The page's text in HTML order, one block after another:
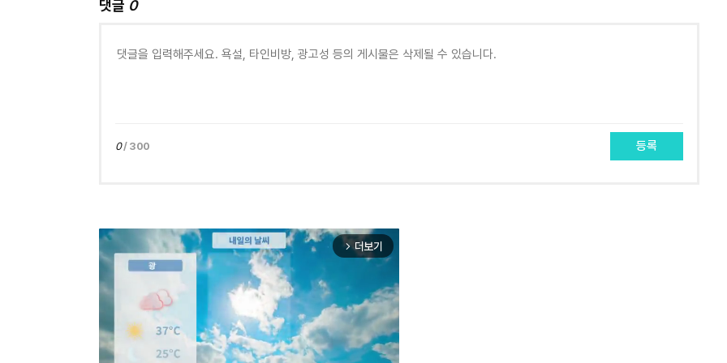
댓글 0
0/ 300 등록
arrow_forward_ios 더보기